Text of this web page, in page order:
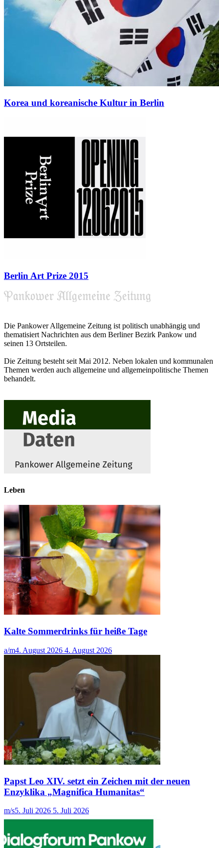
Korea und koreanische Kultur in Berlin
Berlin Art Prize 2015
Die Pankower Allgemeine Zeitung ist politisch unabhängig und
thematisiert Nachrichten aus dem Berliner Bezirk Pankow und
seinen 13 Ortsteilen.
Die Zeitung besteht seit Mai 2012. Neben lokalen und kommunalen
Themen werden auch allgemeine und allgemeinpolitische Themen
behandelt.
Leben
Kalte Sommerdrinks für heiße Tage
a/m4. August 2026 4. August 2026
Papst Leo XIV. setzt ein Zeichen mit der neuen
Enzyklika „Magnifica Humanitas“
m/s5. Juli 2026 5. Juli 2026